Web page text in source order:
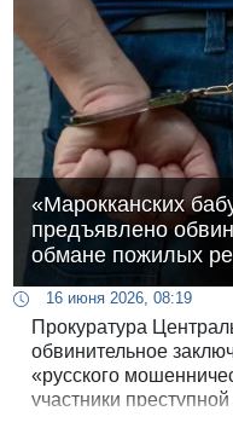
«Марокканских
предъявлено
обмане пожилых
16 июня 2026, 08:19
Прокуратура
обвинительное
«русского
участники